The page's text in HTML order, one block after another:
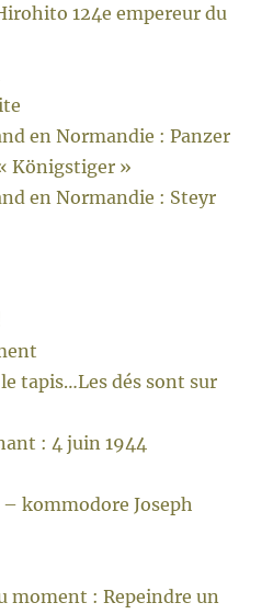
124e empereur du
en Normandie : Panzer
Königstiger »
en Normandie : Steyr
tapis…Les dés sont sur
: 4 juin 1944
kommodore Joseph
moment : Repeindre un